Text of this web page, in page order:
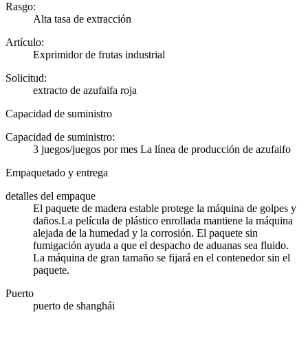
Rasgo:
Alta tasa de extracción
Artículo:
Exprimidor de frutas industrial
Solicitud:
extracto de azufaifa roja
Capacidad de suministro
Capacidad de suministro:
3 juegos/juegos por mes La línea de producción de azufaifo
Empaquetado y entrega
detalles del empaque
El paquete de madera estable protege la máquina de golpes y
daños.La película de plástico enrollada mantiene la máquina
alejada de la humedad y la corrosión. El paquete sin
fumigación ayuda a que el despacho de aduanas sea fluido.
La máquina de gran tamaño se fijará en el contenedor sin el
paquete.
Puerto
puerto de shanghái